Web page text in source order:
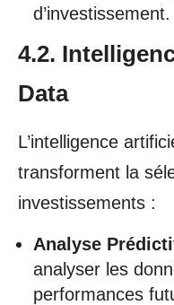
d’investissement.
4.2.
Data
L’intelligence
transforment la
investissements :
Analyse
analyser les
performances